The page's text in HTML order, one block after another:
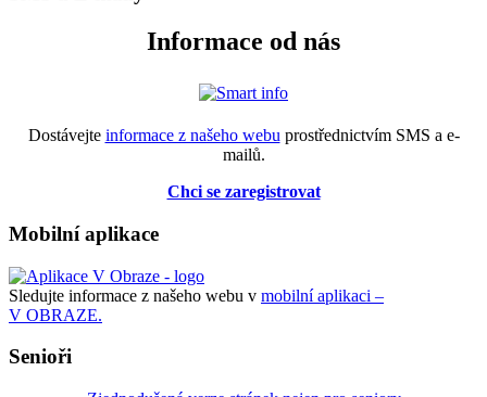
Informace od nás
Dostávejte informace z našeho webu prostřednictvím SMS a e-
mailů.
Chci se zaregistrovat
Mobilní aplikace
Sledujte informace z našeho webu v mobilní aplikaci –
V OBRAZE.
Senioři